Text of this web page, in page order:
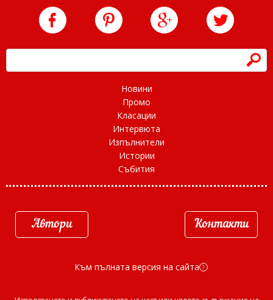
h
Новини
Промо
Класации
Интервюта
Изпълнители
Истории
Събития
Автори Контакти
Към пълната версия на сайта d